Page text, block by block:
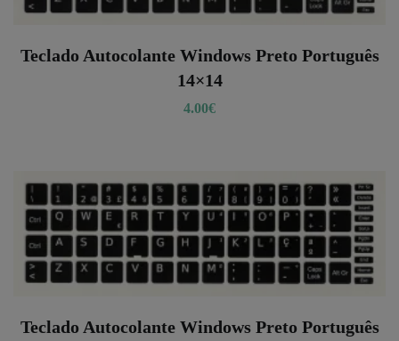
Teclado Autocolante Windows Preto Português
14×14
4.00€
Teclado Autocolante Windows Preto Português